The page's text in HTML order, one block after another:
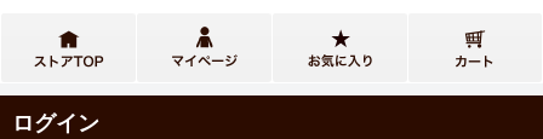
ログイン